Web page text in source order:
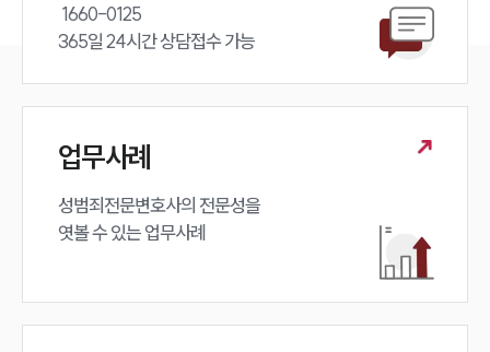
365일 24시간 상담접수 가능
업무사례
성범죄전문변호사의 전문성을
엿볼 수 있는 업무사례